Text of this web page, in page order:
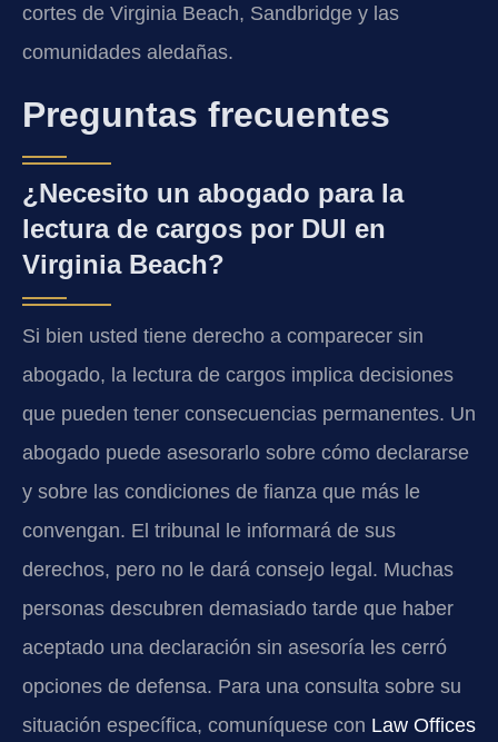
cortes de Virginia Beach, Sandbridge y las
comunidades aledañas.
Preguntas frecuentes
¿Necesito un abogado para la
lectura de cargos por DUI en
Virginia Beach?
Si bien usted tiene derecho a comparecer sin
abogado, la lectura de cargos implica decisiones
que pueden tener consecuencias permanentes. Un
abogado puede asesorarlo sobre cómo declararse
y sobre las condiciones de fianza que más le
convengan. El tribunal le informará de sus
derechos, pero no le dará consejo legal. Muchas
personas descubren demasiado tarde que haber
aceptado una declaración sin asesoría les cerró
opciones de defensa. Para una consulta sobre su
situación específica, comuníquese con Law Offices